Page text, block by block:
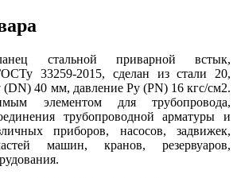
стальной приварной встык,
33259-2015, сделан из стали 20,
40 мм, давление Ру (PN) 16 кгс/см2.
элементом для трубопровода,
трубопроводной арматуры и
приборов, насосов, задвижек,
машин, кранов, резервуаров,